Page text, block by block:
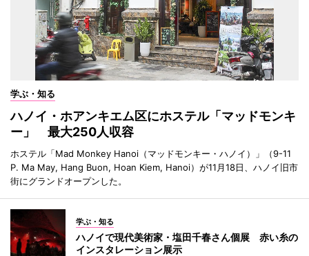
学ぶ・知る
ハノイ・ホアンキエム区にホステル「マッドモンキ
ー」 最大250人収容
ホステル「Mad Monkey Hanoi（マッドモンキー・ハノイ）」（9-11
P. Ma May, Hang Buon, Hoan Kiem, Hanoi）が11月18日、ハノイ旧市
街にグランドオープンした。
学ぶ・知る
ハノイで現代美術家・塩田千春さん個展 赤い糸の
インスタレーション展示